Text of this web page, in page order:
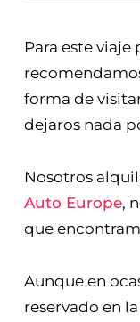
Para este viaje
forma de
dejaros nada
Nosotros
Auto Europe,
que
Aunque en
reservado en la